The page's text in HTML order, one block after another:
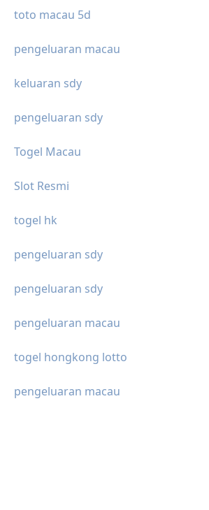
toto macau 5d
pengeluaran macau
keluaran sdy
pengeluaran sdy
Togel Macau
Slot Resmi
togel hk
pengeluaran sdy
pengeluaran sdy
pengeluaran macau
togel hongkong lotto
pengeluaran macau